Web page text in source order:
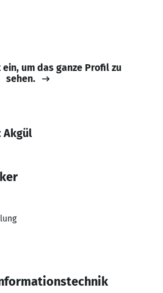
ein, um das ganze Profil zu
sehen.
Akgül